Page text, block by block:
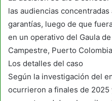
las audiencias
garantías, luego de que
en un operativo del Gaula
Campestre, Puerto
Los detalles del caso
Según la investigación del
ocurrieron a finales de